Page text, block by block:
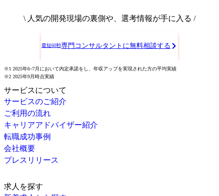
\ 人気の開発現場の裏側や、選考情報が手に入る /
最短60秒専門コンサルタントに無料相談する
※1 2025年6~7月において内定承諾をし、年収アップを実現された方の平均実績
※2 2025年9月時点実績
サービスについて
サービスのご紹介
ご利用の流れ
キャリアアドバイザー紹介
転職成功事例
会社概要
プレスリリース
求人を探す